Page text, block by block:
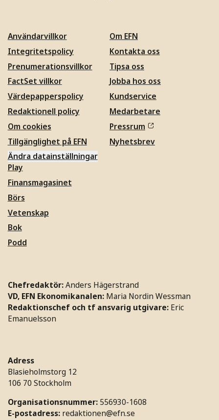
Användarvillkor
Integritetspolicy
Prenumerationsvillkor
FactSet villkor
Värdepapperspolicy
Redaktionell policy
Om cookies
Tillgänglighet på EFN
Ändra datainställningar
Om EFN
Kontakta oss
Tipsa oss
Jobba hos oss
Kundservice
Medarbetare
Pressrum
Nyhetsbrev
Play
Finansmagasinet
Börs
Vetenskap
Bok
Podd
Chefredaktör:Anders Hägerstrand
VD, EFN Ekonomikanalen: Maria Nordin Wessman
Redaktionschef och tf ansvarig utgivare: Eric
Emanuelsson
Adress
Blasieholmstorg 12
106 70 Stockholm
Organisationsnummer: 556930-1608
E-postadress: redaktionen@efn.se